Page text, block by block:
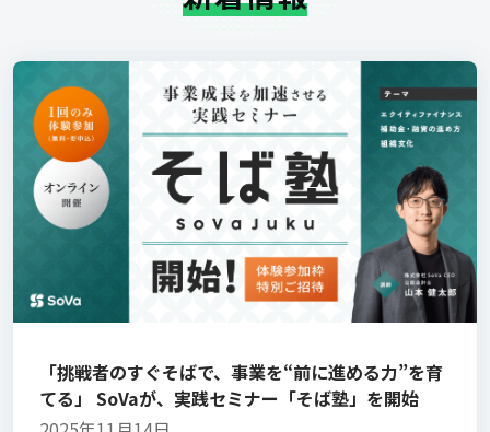
「挑戦者のすぐそばで、事業を“前に進める力”を育
てる」 SoVaが、実践セミナー「そば塾」を開始